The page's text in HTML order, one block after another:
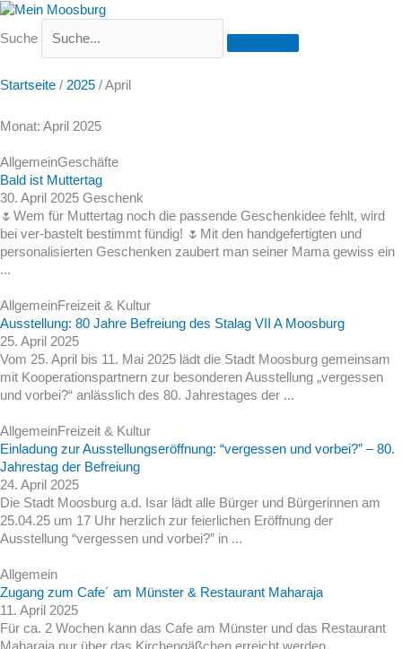
Suche
Startseite / 2025 /April
Monat: April 2025
AllgemeinGeschäfte
Bald ist Muttertag
30. April 2025 Geschenk
🌷Wem für Muttertag noch die passende Geschenkidee fehlt, wird
bei ver-bastelt bestimmt fündig! 🌷Mit den handgefertigten und
personalisierten Geschenken zaubert man seiner Mama gewiss ein
...
AllgemeinFreizeit & Kultur
Ausstellung: 80 Jahre Befreiung des Stalag VII A Moosburg
25. April 2025
Vom 25. April bis 11. Mai 2025 lädt die Stadt Moosburg gemeinsam
mit Kooperationspartnern zur besonderen Ausstellung „vergessen
und vorbei?“ anlässlich des 80. Jahrestages der ...
AllgemeinFreizeit & Kultur
Einladung zur Ausstellungseröffnung: “vergessen und vorbei?” – 80.
Jahrestag der Befreiung
24. April 2025
Die Stadt Moosburg a.d. Isar lädt alle Bürger und Bürgerinnen am
25.04.25 um 17 Uhr herzlich zur feierlichen Eröffnung der
Ausstellung “vergessen und vorbei?” in ...
Allgemein
Zugang zum Cafe´ am Münster & Restaurant Maharaja
11. April 2025
Für ca. 2 Wochen kann das Cafe am Münster und das Restaurant
Maharaja nur über das Kirchengäßchen erreicht werden.